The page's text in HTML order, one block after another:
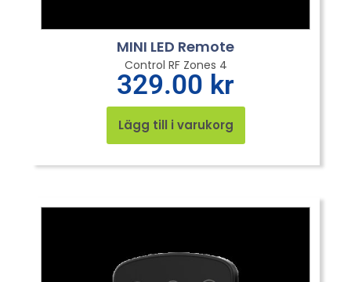
MINI LED Remote
Control RF Zones 4
329.00 kr
Lägg till i varukorg